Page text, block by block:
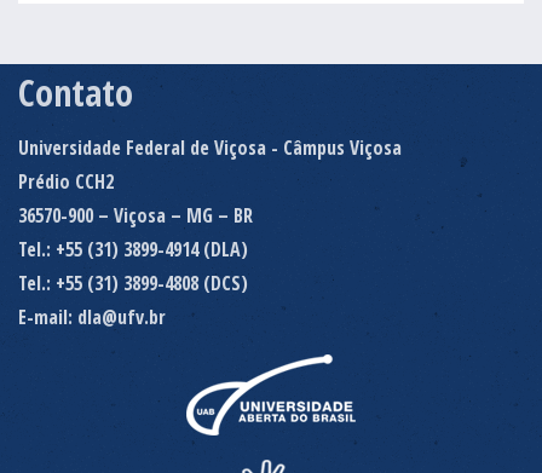
Contato
Universidade Federal de Viçosa - Câmpus Viçosa
Prédio CCH2
36570-900 – Viçosa – MG – BR
Tel.: +55 (31) 3899-4914 (DLA)
Tel.: +55 (31) 3899-4808 (DCS)
E-mail: dla@ufv.br